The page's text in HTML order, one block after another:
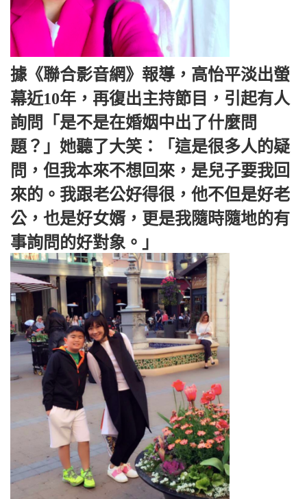
據《聯合影音網》報導，高怡平淡出螢
幕近10年，再復出主持節目，引起有人
詢問「是不是在婚姻中出了什麼問
題？」她聽了大笑：「這是很多人的疑
問，但我本來不想回來，是兒子要我回
來的。我跟老公好得很，他不但是好老
公，也是好女婿，更是我隨時隨地的有
事詢問的好對象。」